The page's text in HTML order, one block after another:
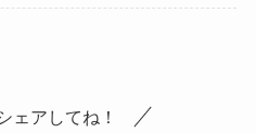
ェアしてね！